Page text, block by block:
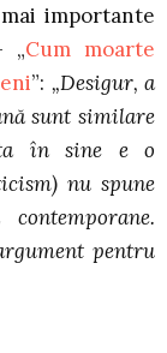
importante
„Cum moarte
”: „Desigur, a
sunt similare
în sine e o
nu spune
pentru